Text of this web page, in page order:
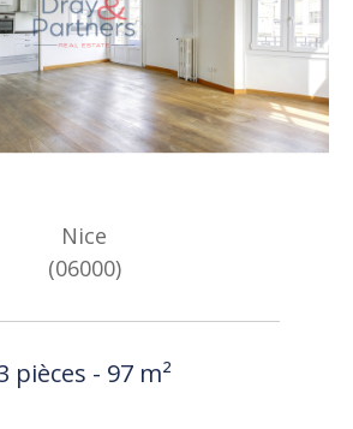
Nice
(06000)
pièces - 97 m²